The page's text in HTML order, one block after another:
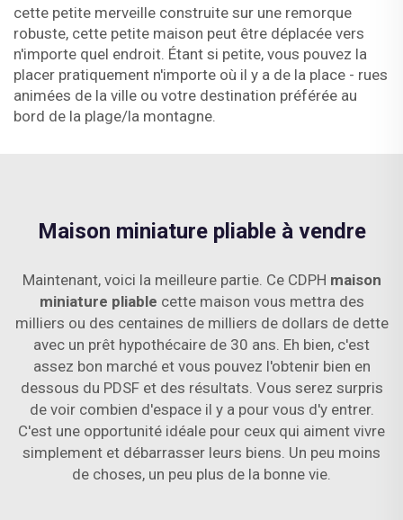
cette petite merveille construite sur une remorque
robuste, cette petite maison peut être déplacée vers
n'importe quel endroit. Étant si petite, vous pouvez la
placer pratiquement n'importe où il y a de la place - rues
animées de la ville ou votre destination préférée au
bord de la plage/la montagne.
Maison miniature pliable à vendre
Maintenant, voici la meilleure partie. Ce CDPH maison
miniature pliable cette maison vous mettra des
milliers ou des centaines de milliers de dollars de dette
avec un prêt hypothécaire de 30 ans. Eh bien, c'est
assez bon marché et vous pouvez l'obtenir bien en
dessous du PDSF et des résultats. Vous serez surpris
de voir combien d'espace il y a pour vous d'y entrer.
C'est une opportunité idéale pour ceux qui aiment vivre
simplement et débarrasser leurs biens. Un peu moins
de choses, un peu plus de la bonne vie.